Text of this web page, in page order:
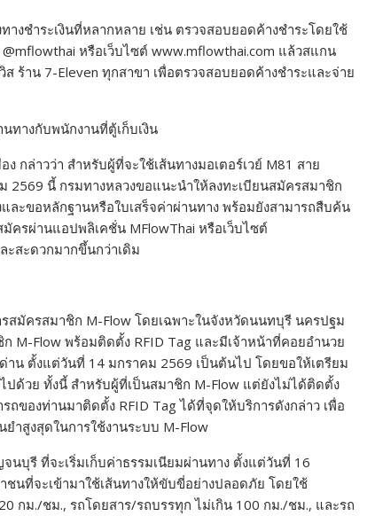
งชำระเงินที่หลากหลาย เช่น ตรวจสอบยอดค้างชำระโดยใช้
หรือเว็บไซต์ www.mflowthai.com แล้วสแกน
ร้าน 7-Eleven ทุกสาขา เพื่อตรวจสอบยอดค้างชำระและจ่าย
ทางกับพนักงานที่ตู้เก็บเงิน
กล่าวว่า สำหรับผู้ที่จะใช้เส้นทางมอเตอร์เวย์ M81 สาย
2569 นี้ กรมทางหลวงขอแนะนำให้ลงทะเบียนสมัครสมาชิก
ละขอหลักฐานหรือใบเสร็จค่าผ่านทาง พร้อมยังสามารถสืบค้น
ครผ่านแอปพลิเคชั่น MFlowThai หรือเว็บไซต์
ะสะดวกมากขึ้นกว่าเดิม
สมัครสมาชิก M-Flow โดยเฉพาะในจังหวัดนนทบุรี นครปฐม
M-Flow พร้อมติดตั้ง RFID Tag และมีเจ้าหน้าที่คอยอำนวย
น ตั้งแต่วันที่ 14 มกราคม 2569 เป็นต้นไป โดยขอให้เตรียม
ด้วย ทั้งนี้ สำหรับผู้ที่เป็นสมาชิก M-Flow แต่ยังไม่ได้ติดตั้ง
ของท่านมาติดตั้ง RFID Tag ได้ที่จุดให้บริการดังกล่าว เพื่อ
ำสูงสุดในการใช้งานระบบ M-Flow
นบุรี ที่จะเริ่มเก็บค่าธรรมเนียมผ่านทาง ตั้งแต่วันที่ 16
นที่จะเข้ามาใช้เส้นทางให้ขับขี่อย่างปลอดภัย โดยใช้
กม./ชม., รถโดยสาร/รถบรรทุก ไม่เกิน 100 กม./ชม., และรถ